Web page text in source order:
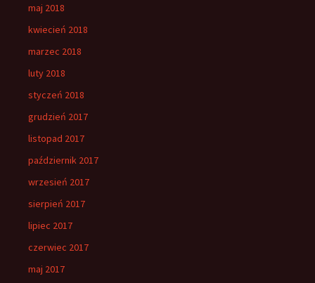
maj 2018
kwiecień 2018
marzec 2018
luty 2018
styczeń 2018
grudzień 2017
listopad 2017
październik 2017
wrzesień 2017
sierpień 2017
lipiec 2017
czerwiec 2017
maj 2017